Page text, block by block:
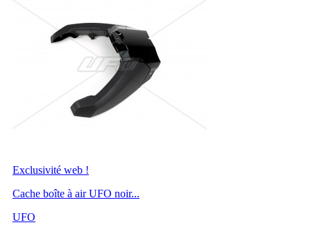
Exclusivité web !
Cache boîte à air UFO noir...
UFO